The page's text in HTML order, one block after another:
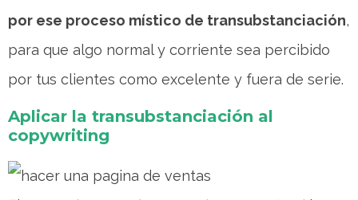
por ese proceso místico de transubstanciación,
para que algo normal y corriente sea percibido
por tus clientes como excelente y fuera de serie.
Aplicar la transubstanciación al
copywriting